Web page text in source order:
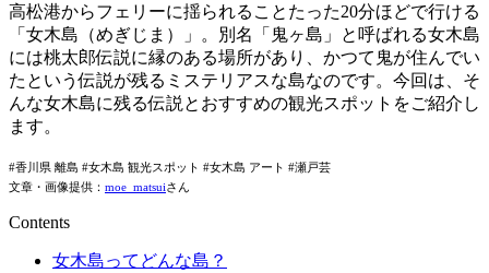
高松港からフェリーに揺られることたった20分ほどで行ける
「女木島（めぎじま）」。別名「鬼ヶ島」と呼ばれる女木島
には桃太郎伝説に縁のある場所があり、かつて鬼が住んでい
たという伝説が残るミステリアスな島なのです。今回は、そ
んな女木島に残る伝説とおすすめの観光スポットをご紹介し
ます。
#香川県 離島 #女木島 観光スポット #女木島 アート #瀬戸芸
文章・画像提供： moe_matsuiさん
Contents
女木島ってどんな島？